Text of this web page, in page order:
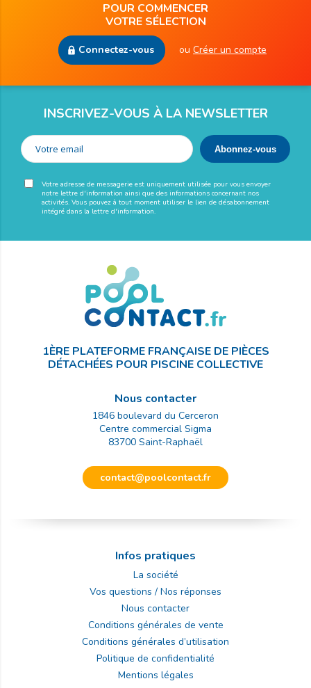
POUR COMMENCER
VOTRE SÉLECTION
Connectez-vous ou Créer un compte
INSCRIVEZ-VOUS À LA NEWSLETTER
Votre adresse de messagerie est uniquement utilisée pour vous envoyer
notre lettre d'information ainsi que des informations concernant nos
activités. Vous pouvez à tout moment utiliser le lien de désabonnement
intégré dans la lettre d'information.
1ÈRE PLATEFORME FRANÇAISE DE PIÈCES
DÉTACHÉES POUR PISCINE COLLECTIVE
Nous contacter
1846 boulevard du Cerceron
Centre commercial Sigma
83700 Saint-Raphaël
contact@poolcontact.fr
Infos pratiques
La société
Vos questions / Nos réponses
Nous contacter
Conditions générales de vente
Conditions générales d’utilisation
Politique de confidentialité
Mentions légales